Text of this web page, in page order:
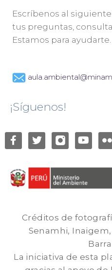
Escríbenos al
tus preguntas,
Estamos para ayudarte.
¡Síguenos!
Créditos de
Senamhi,
La iniciativa de esta